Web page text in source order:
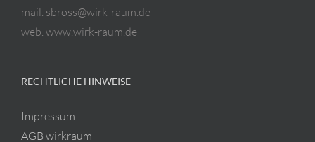
mail. sbross@wirk-raum.de
web. www.wirk-raum.de
RECHTLICHE HINWEISE
Impressum
AGB wirkraum